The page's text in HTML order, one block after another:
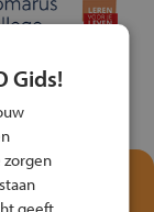
het
Gids!
zorgen